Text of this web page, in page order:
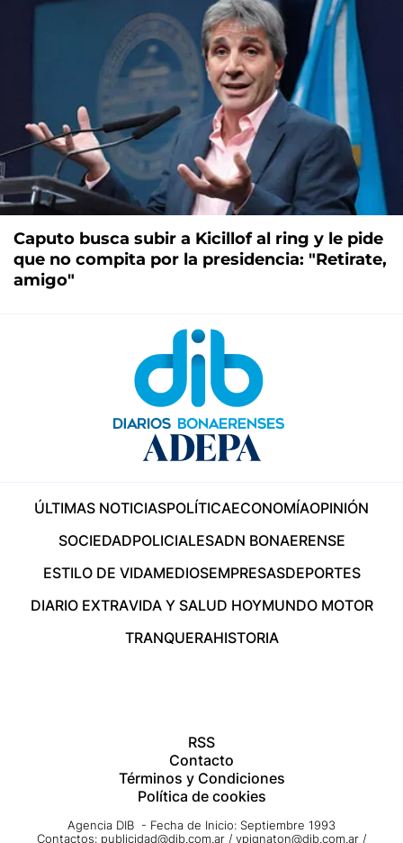
Caputo busca subir a Kicillof al ring y le pide
que no compita por la presidencia: "Retirate,
amigo"
ÚLTIMAS NOTICIASPOLÍTICAECONOMÍAOPINIÓN
SOCIEDADPOLICIALESADN BONAERENSE
ESTILO DE VIDAMEDIOSEMPRESASDEPORTES
DIARIO EXTRAVIDA Y SALUD HOYMUNDO MOTOR
TRANQUERAHISTORIA
RSS
Contacto
Términos y Condiciones
Política de cookies
Agencia DIB - Fecha de Inicio: Septiembre 1993
Contactos: publicidad@dib.com.ar / vpignaton@dib.com.ar /